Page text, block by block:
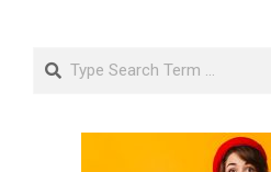
Search